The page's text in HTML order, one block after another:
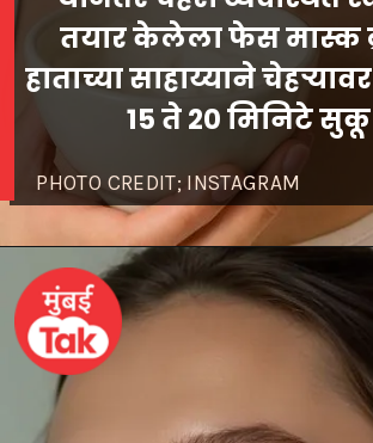
PHOTO CREDIT; INSTAGRAM
तयार केलेला फेस मास्क
हाताच्या साहाय्याने